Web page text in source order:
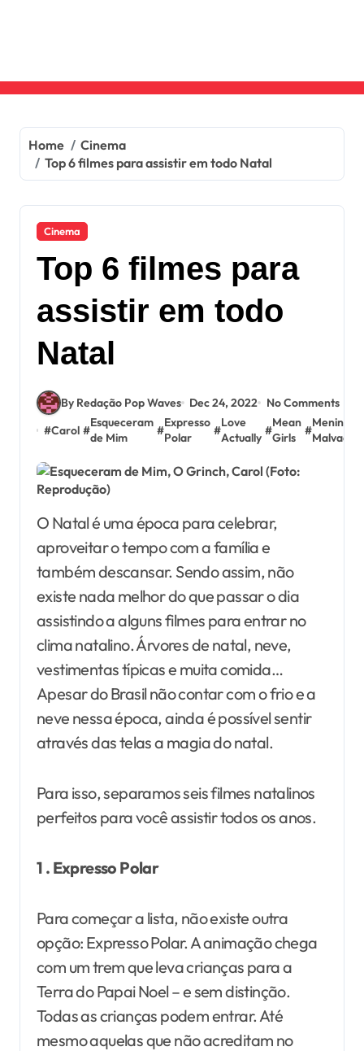
Home
Cinema
Top 6 filmes para assistir em todo Natal
Cinema
Top 6 filmes para
assistir em todo
Natal
By Redação Pop Waves Dec 24, 2022
No Comments
#Carol #
Esqueceram
de Mim
#
Expresso
Polar
#
Love
Actually
#
Mean
Girls
#
Meninas
Malvadas
O Natal é uma época para celebrar,
aproveitar o tempo com a família e
também descansar. Sendo assim, não
existe nada melhor do que passar o dia
assistindo a alguns filmes para entrar no
clima natalino. Árvores de natal, neve,
vestimentas típicas e muita comida…
Apesar do Brasil não contar com o frio e a
neve nessa época, ainda é possível sentir
através das telas a magia do natal.
Para isso, separamos seis filmes natalinos
perfeitos para você assistir todos os anos.
1 . Expresso Polar
Para começar a lista, não existe outra
opção: Expresso Polar. A animação chega
com um trem que leva crianças para a
Terra do Papai Noel – e sem distinção.
Todas as crianças podem entrar. Até
mesmo aquelas que não acreditam no